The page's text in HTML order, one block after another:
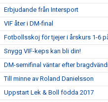
Erbjudande från Intersport
VIF åter i DM-final
Fotbollsskoj för tjejer i årskurs 1-6
Snygg VIF-keps kan bli din!
DM-semifinal väntar efter
Till minne av Roland Danielsson
Uppstart Lek & Boll födda 2017